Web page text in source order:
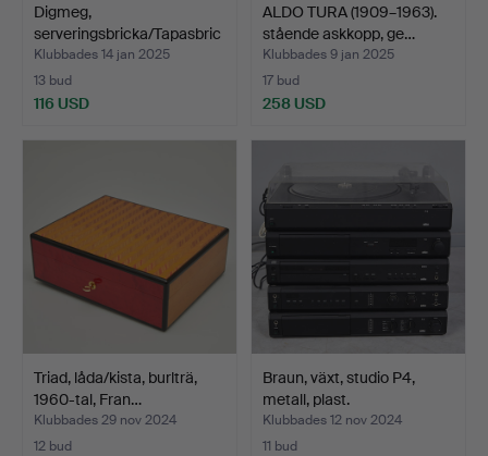
Digmeg,
serveringsbricka/Tapasbric
ka, teak…
Klubbades 14 jan 2025
13 bud
116 USD
ALDO TURA (1909–1963).
stående askkopp, ge…
Klubbades 9 jan 2025
17 bud
258 USD
Triad, låda/kista, burlträ,
1960-tal, Fran…
Klubbades 29 nov 2024
12 bud
Braun, växt, studio P4,
metall, plast.
Klubbades 12 nov 2024
11 bud